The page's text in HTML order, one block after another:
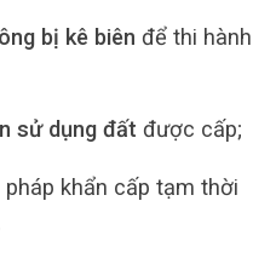
bị kê biên để thi hành
sử dụng đất được cấp;
khẩn cấp tạm thời